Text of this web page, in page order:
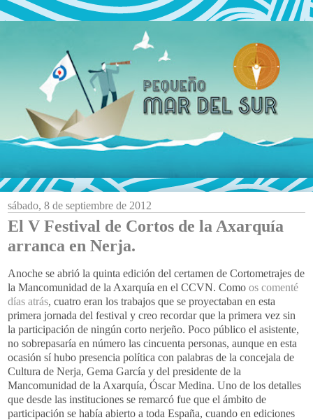
sábado, 8 de septiembre de 2012
El V Festival de Cortos de la Axarquía
arranca en Nerja.
Anoche se abrió la quinta edición del certamen de Cortometrajes de
la Mancomunidad de la Axarquía en el CCVN. Como os comenté
días atrás, cuatro eran los trabajos que se proyectaban en esta
primera jornada del festival y creo recordar que la primera vez sin
la participación de ningún corto nerjeño. Poco público el asistente,
no sobrepasaría en número las cincuenta personas, aunque en esta
ocasión sí hubo presencia política con palabras de la concejala de
Cultura de Nerja, Gema García y del presidente de la
Mancomunidad de la Axarquía, Óscar Medina. Uno de los detalles
que desde las instituciones se remarcó fue que el ámbito de
participación se había abierto a toda España, cuando en ediciones